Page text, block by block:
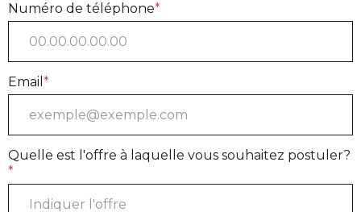
Numéro de téléphone*
Email *
Quelle est l'offre à laquelle vous souhaitez postuler?
*